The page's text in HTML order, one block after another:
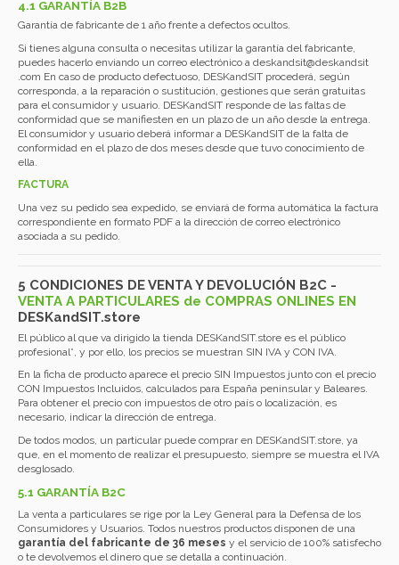
4.1 GARANTÍA B2B
Garantía de fabricante de 1 año frente a defectos ocultos.
Si tienes alguna consulta o necesitas utilizar la garantía del fabricante,
puedes hacerlo enviando un correo electrónico a deskandsit@deskandsit
.com En caso de producto defectuoso, DESKandSIT procederá, según
corresponda, a la reparación o sustitución, gestiones que serán gratuitas
para el consumidor y usuario. DESKandSIT responde de las faltas de
conformidad que se manifiesten en un plazo de un año desde la entrega.
El consumidor y usuario deberá informar a DESKandSIT de la falta de
conformidad en el plazo de dos meses desde que tuvo conocimiento de
ella.
FACTURA
Una vez su pedido sea expedido, se enviará de forma automática la factura
correspondiente en formato PDF a la dirección de correo electrónico
asociada a su pedido.
5 CONDICIONES DE VENTA Y DEVOLUCIÓN B2C -
VENTA A PARTICULARES de COMPRAS ONLINES EN
DESKandSIT.store
El público al que va dirigido la tienda DESKandSIT.store es el público
profesional*, y por ello, los precios se muestran SIN IVA y CON IVA.
En la ficha de producto aparece el precio SIN Impuestos junto con el precio
CON Impuestos Incluidos, calculados para España peninsular y Baleares.
Para obtener el precio con impuestos de otro país o localización, es
necesario, indicar la dirección de entrega.
De todos modos, un particular puede comprar en DESKandSIT.store, ya
que, en el momento de realizar el presupuesto, siempre se muestra el IVA
desglosado.
5.1 GARANTÍA B2C
La venta a particulares se rige por la Ley General para la Defensa de los
Consumidores y Usuarios. Todos nuestros productos disponen de una
garantía del fabricante de 36 meses y el servicio de 100% satisfecho
o te devolvemos el dinero que se detalla a continuación.